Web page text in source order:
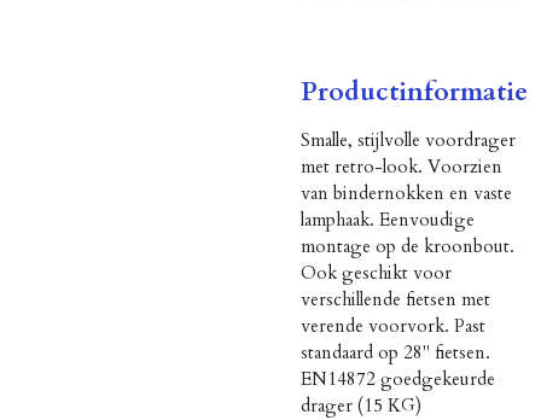
Productinformatie
Smalle, stijlvolle voordrager
met retro-look. Voorzien
van bindernokken en vaste
lamphaak. Eenvoudige
montage op de kroonbout.
Ook geschikt voor
verschillende fietsen met
verende voorvork. Past
standaard op 28" fietsen.
EN14872 goedgekeurde
drager (15 KG)